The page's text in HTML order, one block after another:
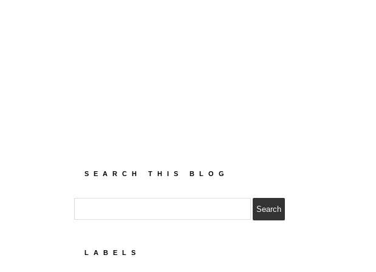
SEARCH THIS BLOG
LABELS